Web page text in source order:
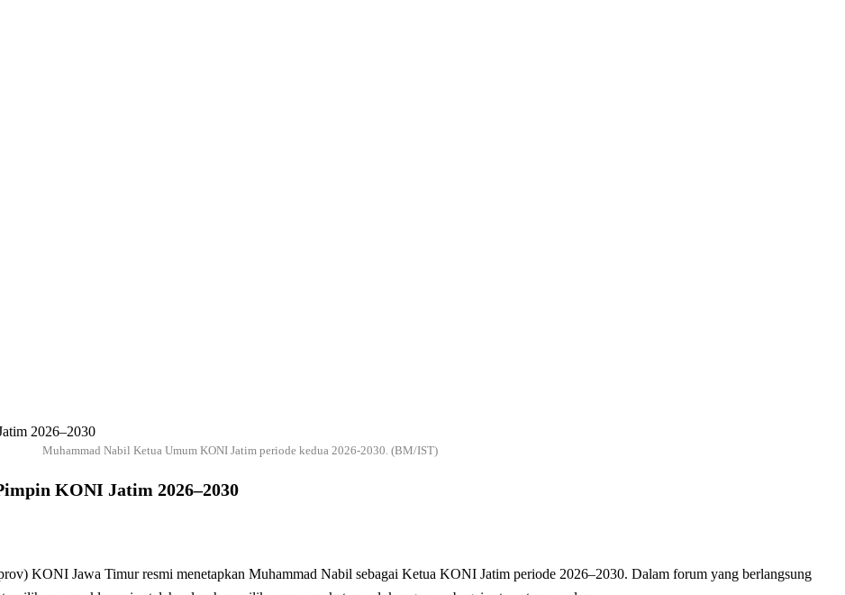
Muhammad Nabil Ketua Umum KONI Jatim periode kedua 2026-2030. (BM/IST)
KONI Jatim 2026–2030
KONI Jawa Timur resmi menetapkan Muhammad Nabil sebagai Ketua KONI Jatim periode 2026–2030. Dalam forum yang berlangsung